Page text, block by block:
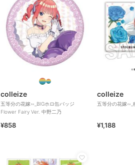
colleize
五等分の花嫁∽_BIGホロ缶バッジ
Flower Fairy Ver. 中野二乃
¥858
colleize
五等分の花嫁
¥1,188